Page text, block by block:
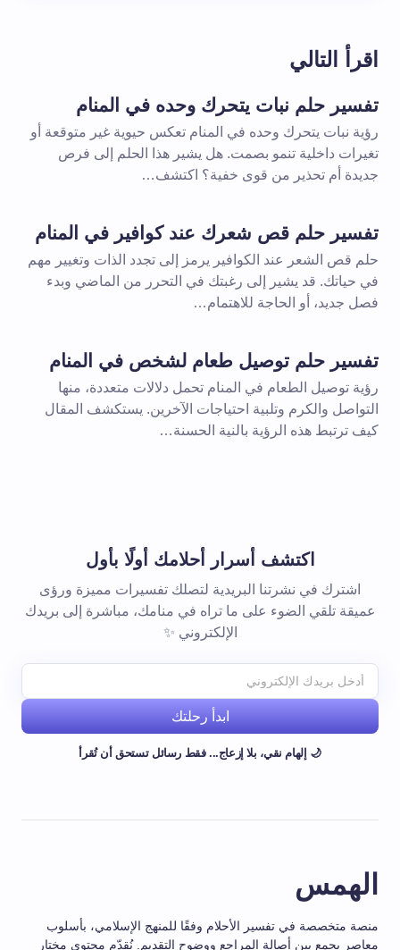
اقرأ التالي
تفسير حلم نبات يتحرك وحده في المنام
رؤية نبات يتحرك وحده في المنام تعكس حيوية غير متوقعة أو
تغيرات داخلية تنمو بصمت. هل يشير هذا الحلم إلى فرص
جديدة أم تحذير من قوى خفية؟ اكتشف…
تفسير حلم قص شعرك عند كوافير في المنام
حلم قص الشعر عند الكوافير يرمز إلى تجدد الذات وتغيير مهم
في حياتك. قد يشير إلى رغبتك في التحرر من الماضي وبدء
فصل جديد، أو الحاجة للاهتمام…
تفسير حلم توصيل طعام لشخص في المنام
رؤية توصيل الطعام في المنام تحمل دلالات متعددة، منها
التواصل والكرم وتلبية احتياجات الآخرين. يستكشف المقال
كيف ترتبط هذه الرؤية بالنية الحسنة…
اكتشف أسرار أحلامك أولًا بأول
اشترك في نشرتنا البريدية لتصلك تفسيرات مميزة ورؤى
عميقة تلقي الضوء على ما تراه في منامك، مباشرة إلى بريدك
الإلكتروني ✨
ابدأ رحلتك
🌙 إلهام نقي، بلا إزعاج... فقط رسائل تستحق أن تُقرأ
الهمس
منصة متخصصة في تفسير الأحلام وفقًا للمنهج الإسلامي، بأسلوب
معاصر يجمع بين أصالة المراجع ووضوح التقديم. نُقدّم محتوى مختار